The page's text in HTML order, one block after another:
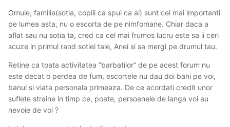
Omule, familia(sotia, copiii ca spui ca ai) sunt cei mai importanti
pe lumea asta, nu o escorta de pe nimfomane. Chiar daca a
aflat sau nu sotia ta, cred ca cel mai frumos lucru este sa ii ceri
scuze in primul rand sotiei tale, Anei si sa mergi pe drumul tau.
Retine ca toata activitatea “barbatilor” de pe acest forum nu
este decat o perdea de fum, escortele nu dau doi bani pe voi,
banul si viata personala primeaza. De ce acordati credit unor
suflete straine in timp ce, poate, persoanele de langa voi au
nevoie de voi ?